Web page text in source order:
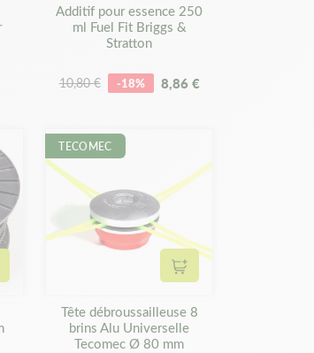
Additif pour essence 250
ml Fuel Fit Briggs &
Stratton
10,80 € -18% 8,86 €
au panier
TECOMEC
Ajouter au panier
Tête débroussailleuse 8
brins Alu Universelle
Tecomec Ø 80 mm